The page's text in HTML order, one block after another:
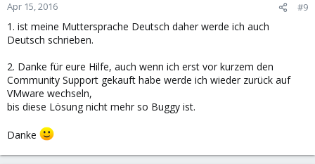
Apr 15, 2016 #9
1. ist meine Muttersprache Deutsch daher werde ich auch
Deutsch schrieben.
2. Danke für eure Hilfe, auch wenn ich erst vor kurzem den
Community Support gekauft habe werde ich wieder zurück auf
VMware wechseln,
bis diese Lösung nicht mehr so Buggy ist.
Danke